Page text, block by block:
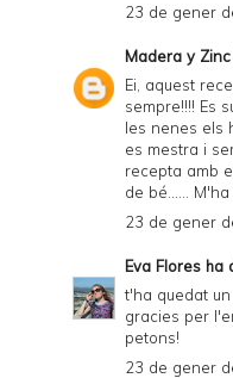
23 de gener
Madera y Zinc
Ei, aquest
sempre!!!! Es
les nenes els
es mestra i
recepta amb
de bé......
23 de gener
Eva Flores ha
t'ha quedat
gracies per
petons!
23 de gener